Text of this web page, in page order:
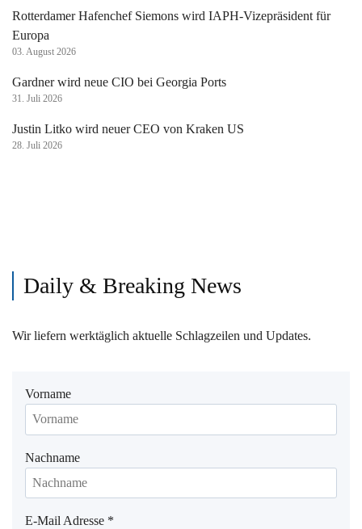
Rotterdamer Hafenchef Siemons wird IAPH-Vizepräsident für
Europa
03. August 2026
Gardner wird neue CIO bei Georgia Ports
31. Juli 2026
Justin Litko wird neuer CEO von Kraken US
28. Juli 2026
Daily & Breaking News
Wir liefern werktäglich aktuelle Schlagzeilen und Updates.
Vorname
Nachname
E-Mail Adresse *